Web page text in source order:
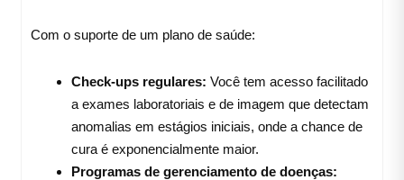
Com o suporte de um plano de saúde:
Check-ups regulares: Você tem acesso facilitado
a exames laboratoriais e de imagem que detectam
anomalias em estágios iniciais, onde a chance de
cura é exponencialmente maior.
Programas de gerenciamento de doenças: